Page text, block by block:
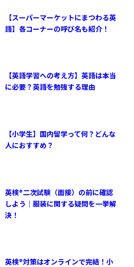
【スーパーマーケットにまつわる英
語】各コーナーの呼び名も紹介！
【英語学習への考え方】英語は本当
に必要？英語を勉強する理由
【小学生】国内留学って何？どんな
人におすすめ？
英検®︎二次試験（面接）の前に確認
しよう｜服装に関する疑問を一挙解
決！
英検®対策はオンラインで完結！小